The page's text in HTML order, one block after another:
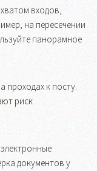
входов,
на пересечении
панорамное
проходах к посту.
риск
документов у